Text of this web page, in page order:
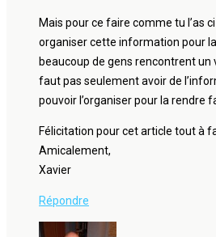
Mais pour ce faire comme tu l’as
organiser cette information pour
beaucoup de gens rencontrent un
faut pas seulement avoir de
pouvoir l’organiser pour la rendre
Félicitation pour cet article tout à
Amicalement,
Xavier
Répondre